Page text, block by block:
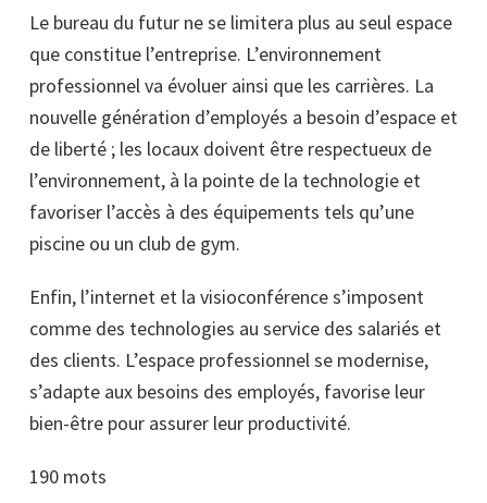
Le bureau du futur ne se limitera plus au seul espace
que constitue l’entreprise. L’environnement
professionnel va évoluer ainsi que les carrières. La
nouvelle génération d’employés a besoin d’espace et
de liberté ; les locaux doivent être respectueux de
l’environnement, à la pointe de la technologie et
favoriser l’accès à des équipements tels qu’une
piscine ou un club de gym.
Enfin, l’internet et la visioconférence s’imposent
comme des technologies au service des salariés et
des clients. L’espace professionnel se modernise,
s’adapte aux besoins des employés, favorise leur
bien-être pour assurer leur productivité.
190 mots